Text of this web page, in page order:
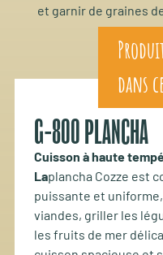
et garnir de graines
G-800 PLANCHA
Cuisson à haute
Laplancha Cozze est
puissante et
viandes, griller les
les fruits de mer
dans